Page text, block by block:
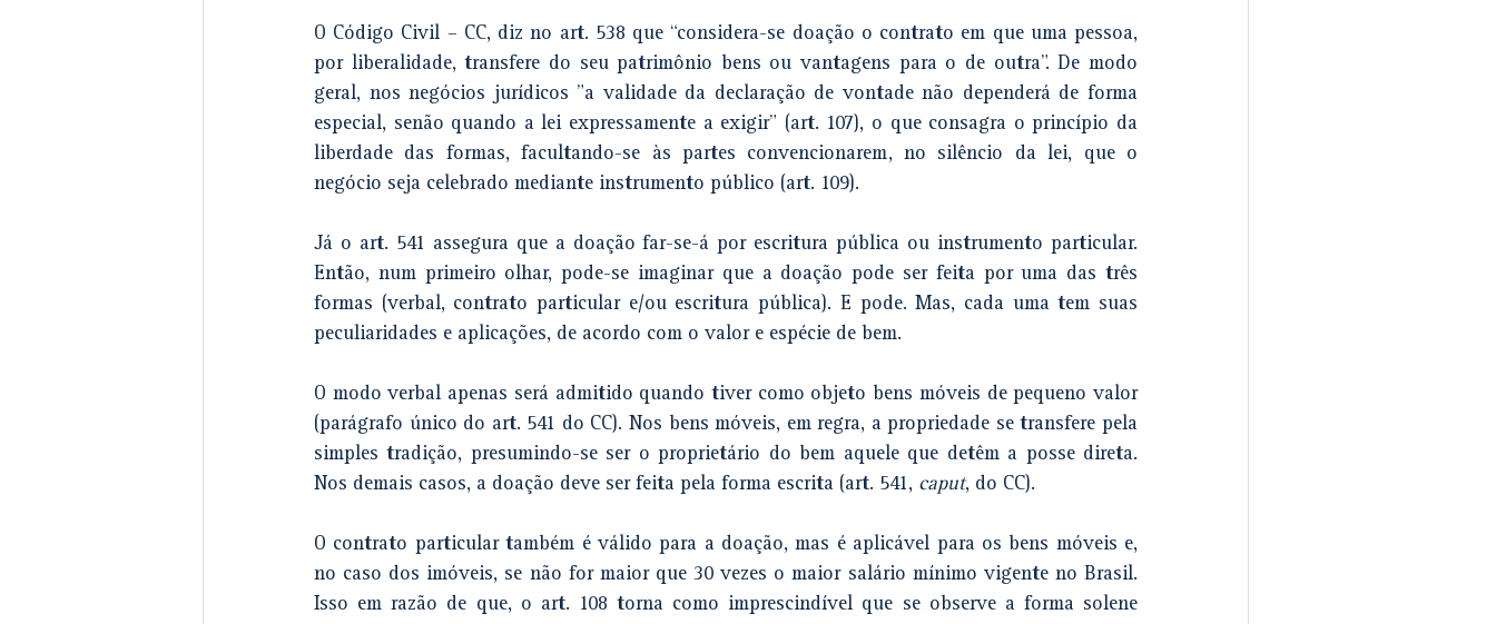
O Código Civil – CC, diz no art. 538 que “considera-se doação o contrato em que uma pessoa,
por liberalidade, transfere do seu patrimônio bens ou vantagens para o de outra”. De modo
geral, nos negócios jurídicos "a validade da declaração de vontade não dependerá de forma
especial, senão quando a lei expressamente a exigir" (art. 107), o que consagra o princípio da
liberdade das formas, facultando-se às partes convencionarem, no silêncio da lei, que o
negócio seja celebrado mediante instrumento público (art. 109).
Já o art. 541 assegura que a doação far-se-á por escritura pública ou instrumento particular.
Então, num primeiro olhar, pode-se imaginar que a doação pode ser feita por uma das três
formas (verbal, contrato particular e/ou escritura pública). E pode. Mas, cada uma tem suas
peculiaridades e aplicações, de acordo com o valor e espécie de bem.
O modo verbal apenas será admitido quando tiver como objeto bens móveis de pequeno valor
(parágrafo único do art. 541 do CC). Nos bens móveis, em regra, a propriedade se transfere pela
Nos demais casos, a doação deve ser feita pela forma escrita (art. 541, caput, do CC).
O contrato particular também é válido para a doação, mas é aplicável para os bens móveis e,
no caso dos imóveis, se não for maior que 30 vezes o maior salário mínimo vigente no Brasil.
Isso em razão de que, o art. 108 torna como imprescindível que se observe a forma solene